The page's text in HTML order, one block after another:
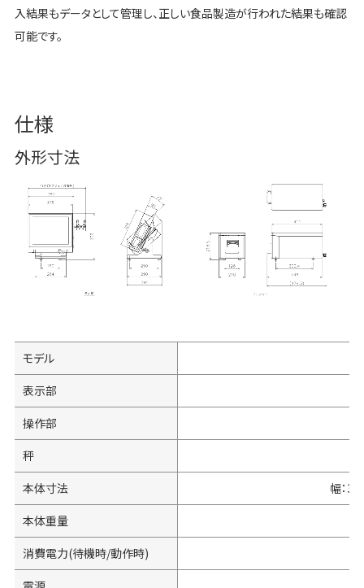
入結果もデータとして管理し、正しい食品製造が行われた結果も確認
可能です。
仕様
外形寸法
モデル
表示部
操作部
秤
本体寸法
幅：
本体重量
消費電力(待機時/動作時)